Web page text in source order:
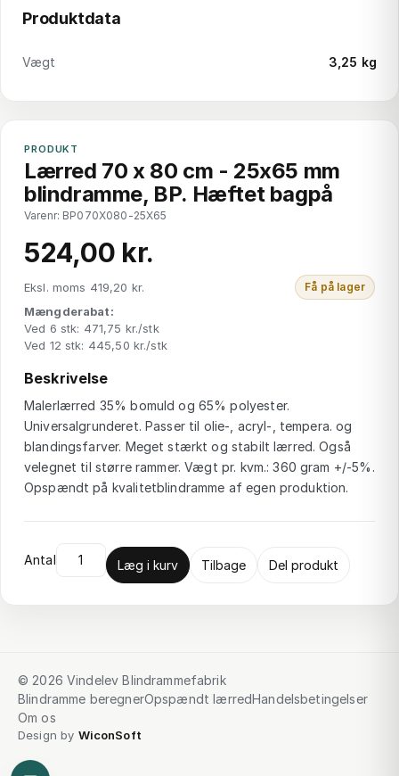
Produktdata
Vægt 3,25 kg
PRODUKT
Lærred 70 x 80 cm - 25x65 mm
blindramme, BP. Hæftet bagpå
Varenr: BP070X080-25X65
524,00 kr.
Eksl. moms 419,20 kr. Få på lager
Mængderabat:
Ved 6 stk: 471,75 kr./stk
Ved 12 stk: 445,50 kr./stk
Beskrivelse
Malerlærred 35% bomuld og 65% polyester.
Universalgrunderet. Passer til olie-, acryl-, tempera. og
blandingsfarver. Meget stærkt og stabilt lærred. Også
velegnet til større rammer. Vægt pr. kvm.: 360 gram +/-5%.
Opspændt på kvalitetblindramme af egen produktion.
Antal Læg i kurv Tilbage Del produkt
© 2026 Vindelev Blindrammefabrik
Blindramme beregnerOpspændt lærredHandelsbetingelser
Om os
Design by WiconSoft